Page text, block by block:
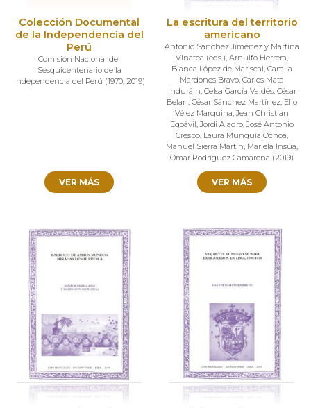
Colección Documental
de la Independencia del
Perú
Comisión Nacional del
Sesquicentenario de la
Independencia del Perú (1970, 2019)
VER MÁS
La escritura del territorio
americano
Antonio Sánchez Jiménez y Martina
Vinatea (eds.), Arnulfo Herrera,
Blanca López de Mariscal, Camila
Mardones Bravo, Carlos Mata
Induráin, Celsa García Valdés, César
Belan, César Sánchez Martínez, Elio
Vélez Marquina,Jean Christian
Egoávil,Jordi Aladro,José Antonio
Crespo, Laura Munguía Ochoa,
Manuel Sierra Martín, Mariela Insúa,
Omar Rodríguez Camarena (2019)
VER MÁS